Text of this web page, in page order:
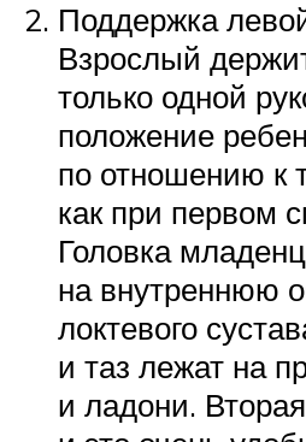
Поддержка
Взрослый
только одной
положение
по отношению к
как при первом
Головка
на внутреннюю
локтевого
и таз лежат на
и ладони.